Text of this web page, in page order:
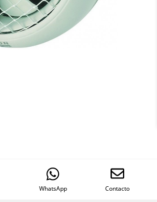
WhatsApp Contacto